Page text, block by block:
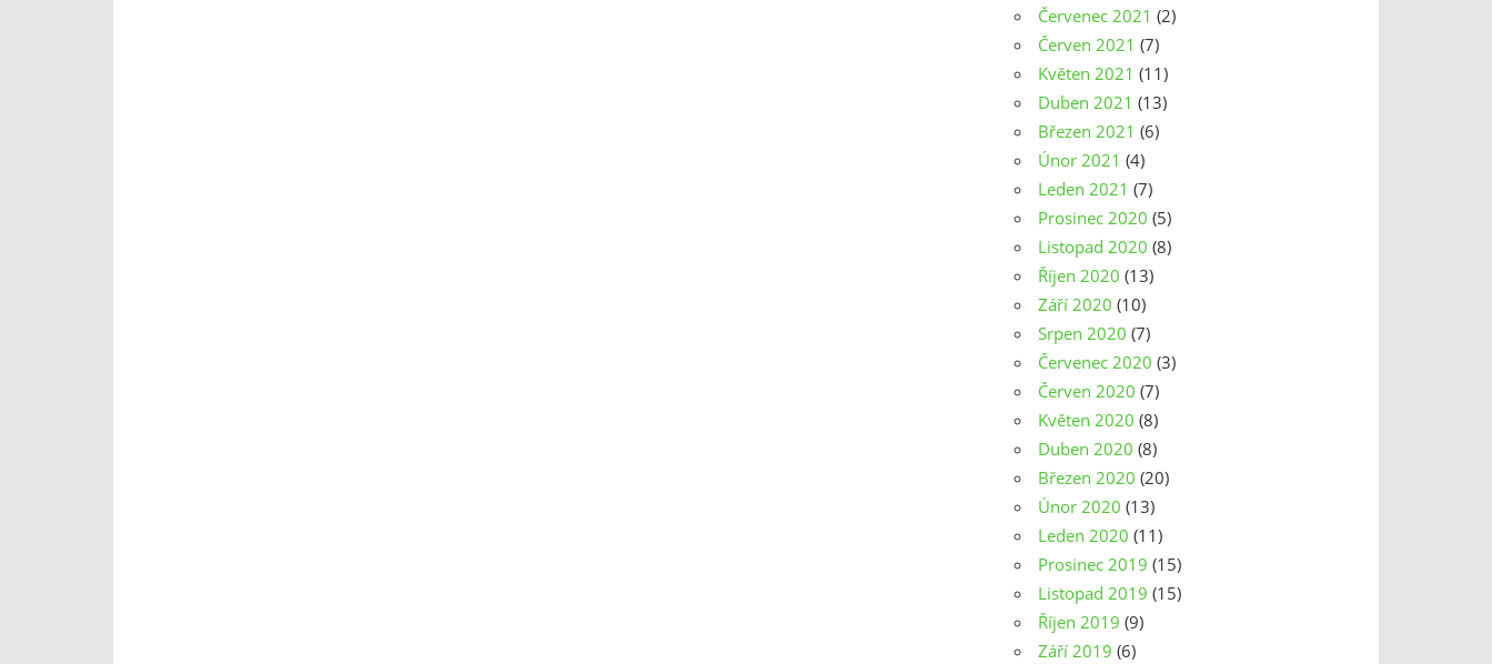
Červenec 2021 (2)
Červen 2021 (7)
Květen 2021 (11)
Duben 2021 (13)
Březen 2021 (6)
Únor 2021 (4)
Leden 2021 (7)
Prosinec 2020 (5)
Listopad 2020 (8)
Říjen 2020 (13)
Září 2020 (10)
Srpen 2020 (7)
Červenec 2020 (3)
Červen 2020 (7)
Květen 2020 (8)
Duben 2020 (8)
Březen 2020 (20)
Únor 2020 (13)
Leden 2020 (11)
Prosinec 2019 (15)
Listopad 2019 (15)
Říjen 2019 (9)
Září 2019 (6)